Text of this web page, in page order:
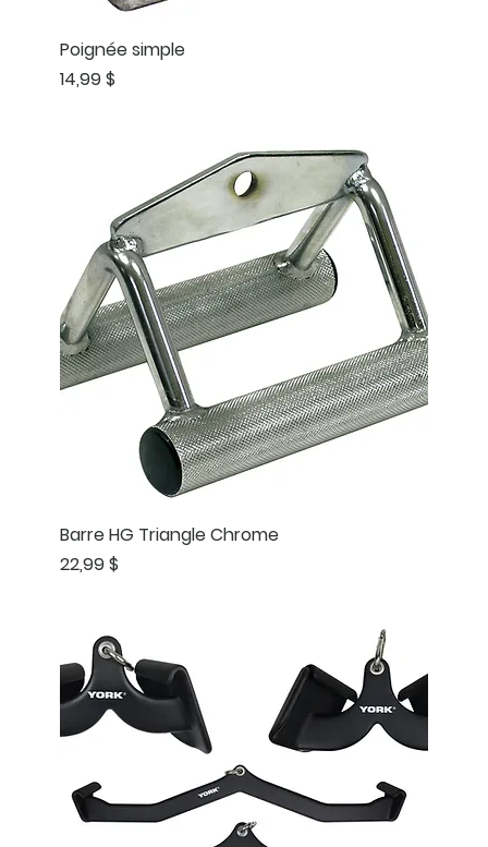
Poignée simple
Prix
14,99 $
Barre HG Triangle Chrome
Prix
22,99 $